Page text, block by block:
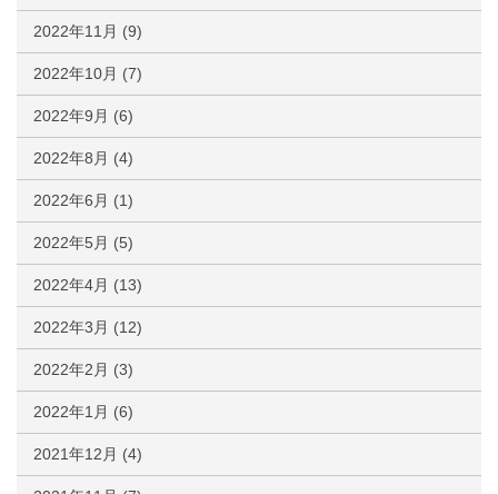
2022年11月 (9)
2022年10月 (7)
2022年9月 (6)
2022年8月 (4)
2022年6月 (1)
2022年5月 (5)
2022年4月 (13)
2022年3月 (12)
2022年2月 (3)
2022年1月 (6)
2021年12月 (4)